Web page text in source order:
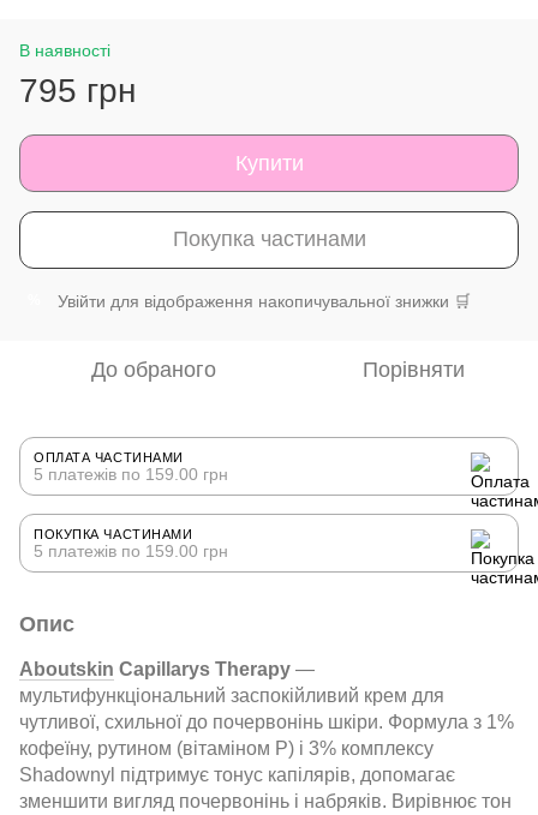
В наявності
795 грн
Купити
Покупка частинами
Увійти для відображення накопичувальної знижки 🛒
До обраного Порівняти
ОПЛАТА ЧАСТИНАМИ
5 платежів по 159.00 грн
ПОКУПКА ЧАСТИНАМИ
5 платежів по 159.00 грн
Опис
Aboutskin Capillarys Therapy —
мультифункціональний заспокійливий крем для
чутливої, схильної до почервонінь шкіри. Формула з 1%
кофеїну, рутином (вітаміном Р) і 3% комплексу
Shadownyl підтримує тонус капілярів, допомагає
зменшити вигляд почервонінь і набряків. Вирівнює тон